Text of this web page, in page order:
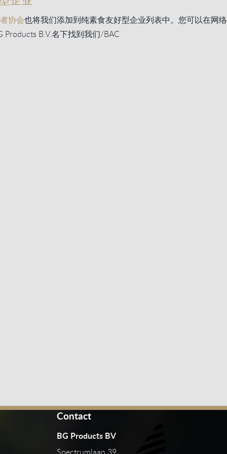
协会也将我们添加到纯素食友好型企业列表中。您可以在网络
Products B.V.名下找到我们/BAC
Contact
BG Products BV
Spectrumlaan 39